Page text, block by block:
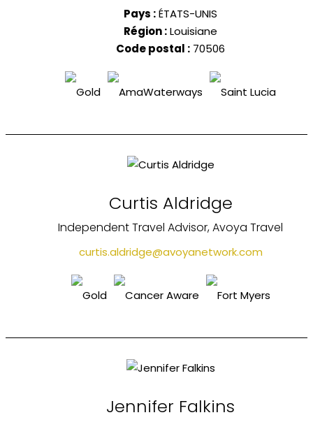
Pays :ÉTATS-UNIS
Région :Louisiane
Code postal : 70506
Curtis Aldridge
Independent Travel Advisor, Avoya Travel
curtis.aldridge@avoyanetwork.com
Jennifer Falkins